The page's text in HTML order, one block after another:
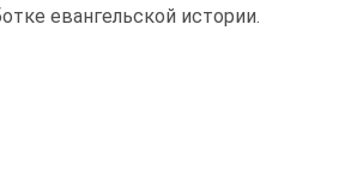
евангельской истории.